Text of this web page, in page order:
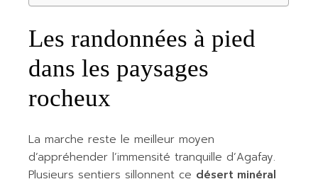
Les randonnées à pied
dans les paysages
rocheux
La marche reste le meilleur moyen
d’appréhender l’immensité tranquille d’Agafay.
Plusieurs sentiers sillonnent ce désert minéral